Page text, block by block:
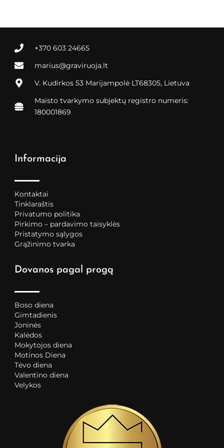
+370 603 24665
marius@graviruoja.lt
V. Kudirkos 53 Marijampolė LT68305, Lietuva
Maisto tvarkymo subjektų registro numeris:
180001869
Informacija
Kontaktai
Tinklaraštis
Privatumo politika
Pirkimo – pardavimo taisyklės
Pristatymo sąlygos
Grąžinimo tvarka
Dovanos pagal progą
Boso diena
Gimtadienis
Joninės
Kalėdos
Mokytojos diena
Motinos Diena
Tėvo diena
Valentino diena
Velykos